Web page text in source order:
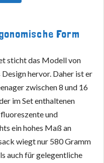
Form
sticht das Modell von
hervor. Daher ist er
zwischen 8 und 16
im Set enthaltenen
und
ein hohes Maß an
wiegt nur 580 Gramm
auch für gelegentliche